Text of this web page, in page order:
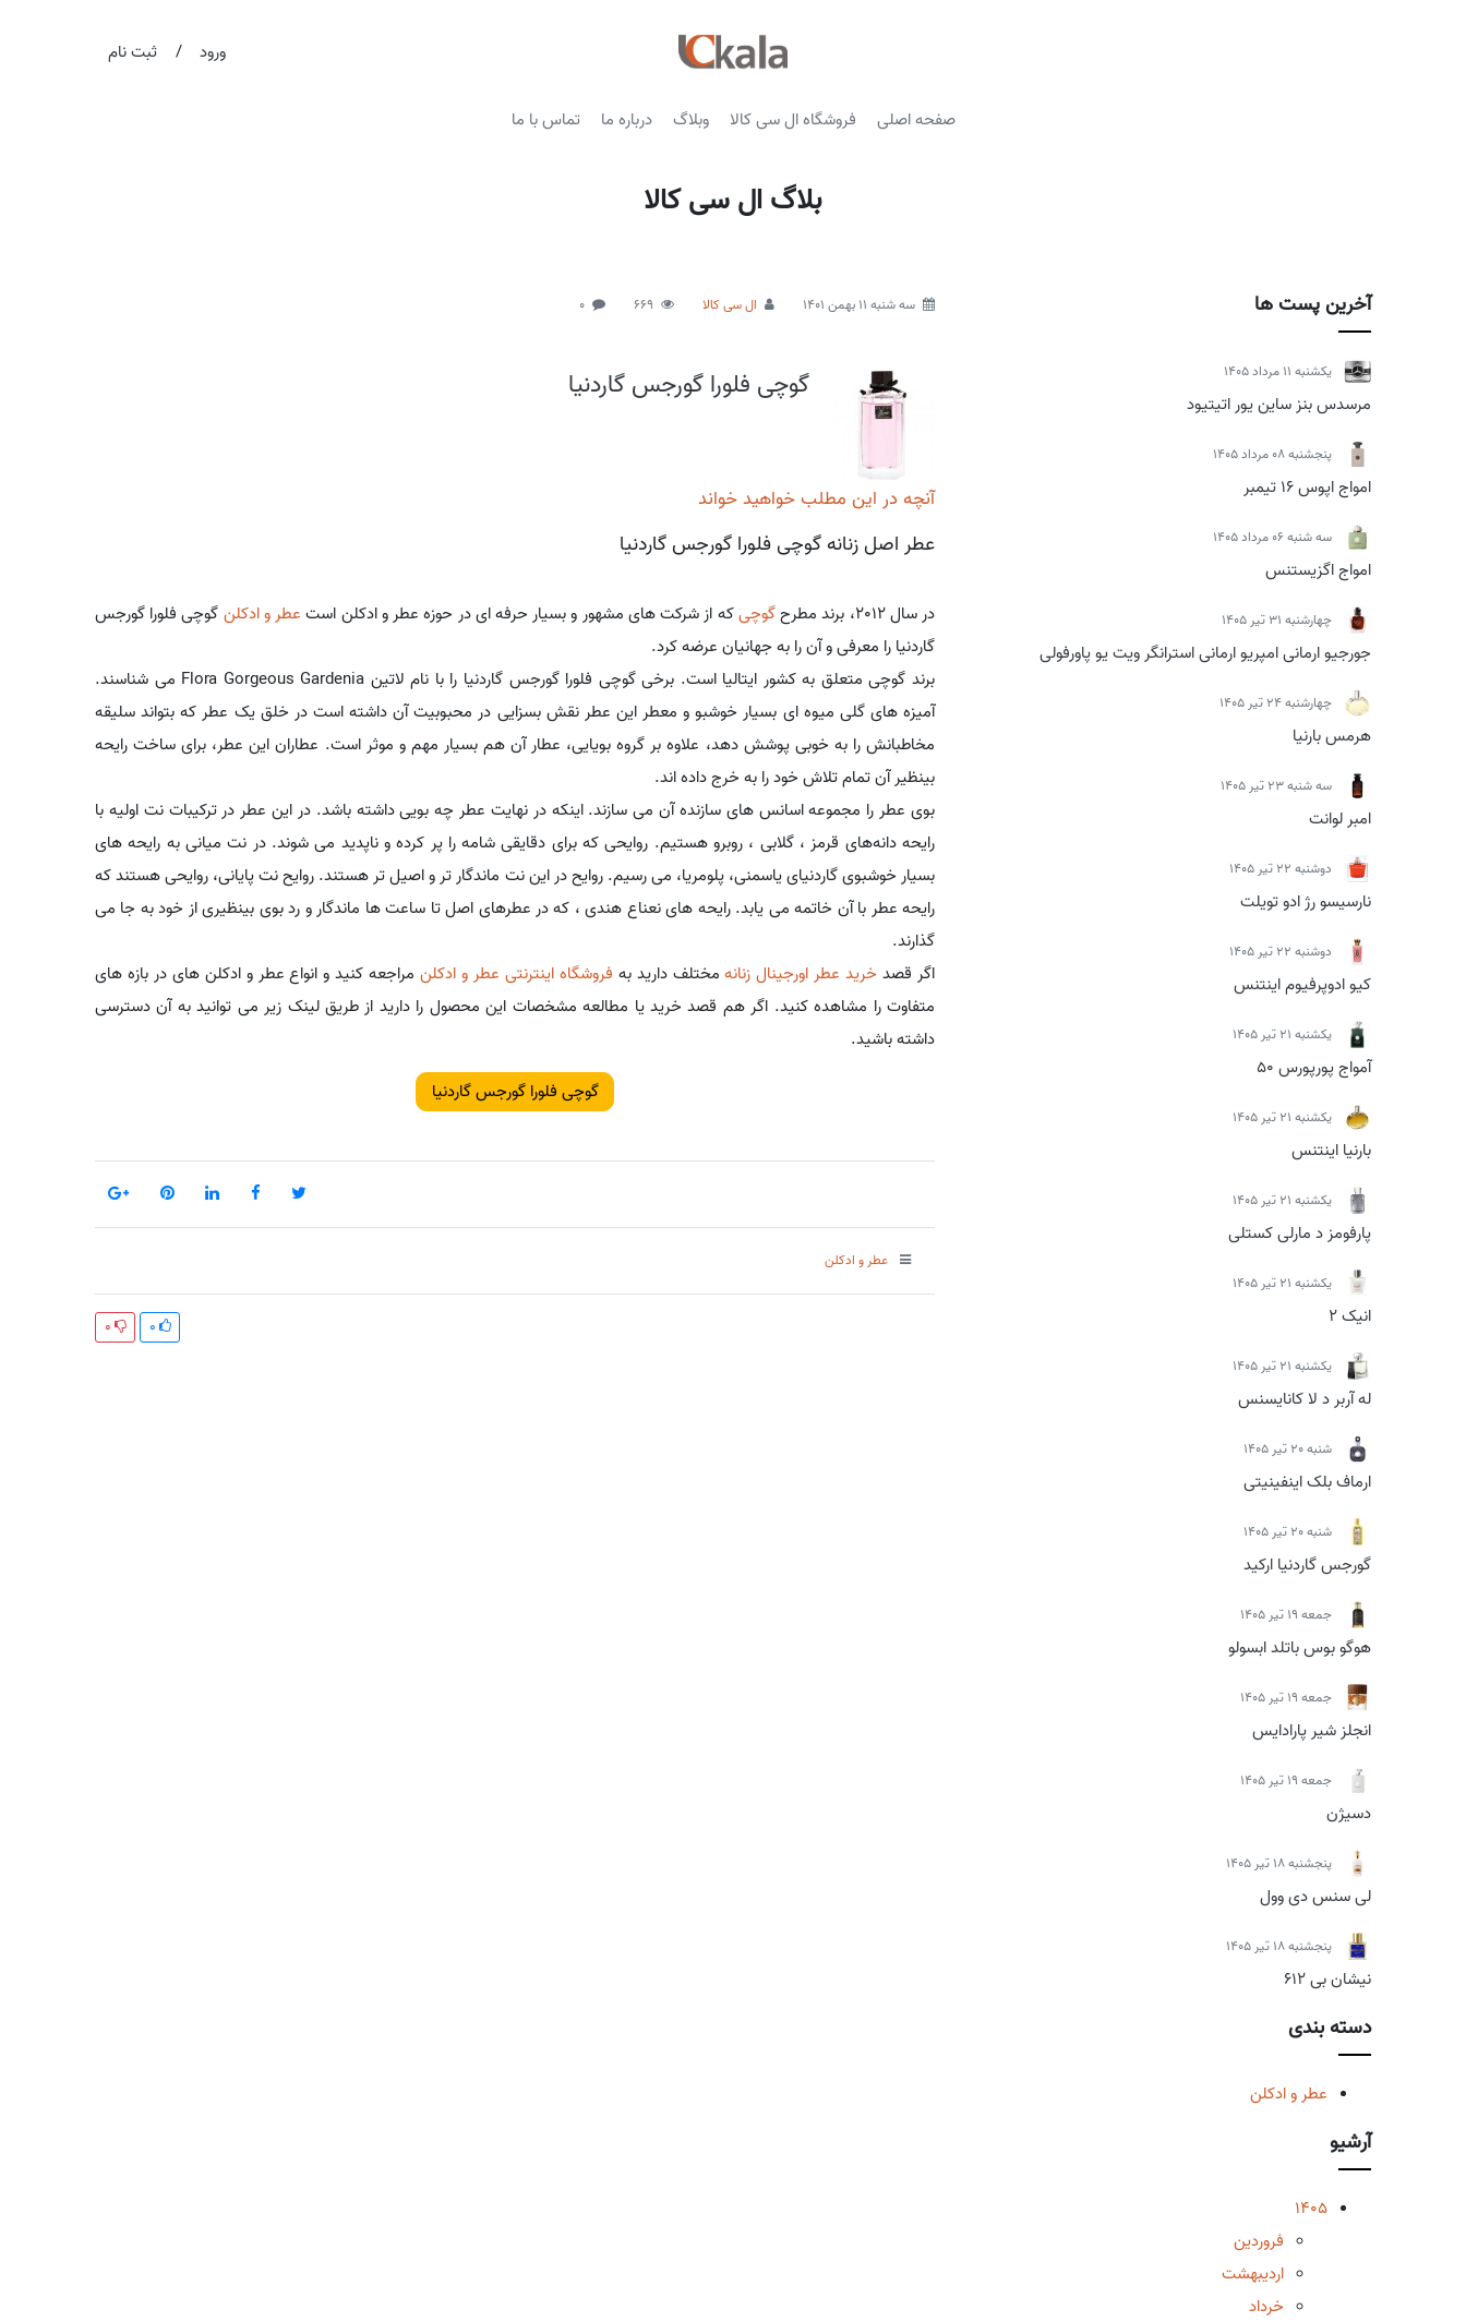
ورود / ثبت نام
صفحه اصلی فروشگاه ال سی کالا وبلاگ درباره ما تماس با ما
بلاگ ال سی کالا
آخرین پست ها
يكشنبه 11 مرداد 1405
مرسدس بنز ساین یور اتیتیود
پنجشنبه 08 مرداد 1405
امواج اپوس 16 تیمبر
سه شنبه 06 مرداد 1405
امواج اگزیستنس
چهارشنبه 31 تیر 1405
جورجیو ارمانی امپریو ارمانی استرانگر ویت یو پاورفولی
چهارشنبه 24 تیر 1405
هرمس بارنیا
سه شنبه 23 تیر 1405
امبر لوانت
دوشنبه 22 تیر 1405
نارسیسو رژ ادو تویلت
دوشنبه 22 تیر 1405
کیو ادوپرفیوم اینتنس
يكشنبه 21 تیر 1405
آمواج پورپورس 50
يكشنبه 21 تیر 1405
بارنیا اینتنس
يكشنبه 21 تیر 1405
پارفومز د مارلی کستلی
يكشنبه 21 تیر 1405
انیک 2
يكشنبه 21 تیر 1405
له آربر د لا کانایسنس
شنبه 20 تیر 1405
ارماف بلک اینفینیتی
شنبه 20 تیر 1405
گورجس گاردنیا ارکید
جمعه 19 تیر 1405
هوگو بوس باتلد ابسولو
جمعه 19 تیر 1405
انجلز شیر پارادایس
جمعه 19 تیر 1405
دسیژن
پنجشنبه 18 تیر 1405
لی سنس دی وول
پنجشنبه 18 تیر 1405
نیشان بی 612
دسته بندی
عطر و ادکلن
آرشیو
1405
فروردین
اردیبهشت
خرداد
سه شنبه 11 بهمن 1401 ال سی کالا 669
0
گوچی فلورا گورجس گاردنیا
آنچه در این مطلب خواهید خواند
عطر اصل زنانه گوچی فلورا گورجس گاردنیا
در سال 2012، برند مطرح گوچیکه از شرکت های مشهور و بسیار حرفه ای در حوزه عطر و ادکلن است عطر و ادکلن گوچی فلورا گورجس
گاردنیا را معرفی و آن را به جهانیان عرضه کرد.
برند گوچی متعلق به کشور ایتالیا است. برخی گوچی فلورا گورجس گاردنیا را با نام لاتین Flora Gorgeous Gardenia می شناسند.
آمیزه های گلی میوه ای بسیار خوشبو و معطر این عطر نقش بسزایی در محبوبیت آن داشته است در خلق یک عطر که بتواند سلیقه
مخاطبانش را به خوبی پوشش دهد، علاوه بر گروه بویایی، عطار آن هم بسیار مهم و موثر است. عطاران این عطر، برای ساخت رایحه
بینظیر آن تمام تلاش خود را به خرج داده اند.
بوی عطر را مجموعه اسانس های سازنده آن می سازند. اینکه در نهایت عطر چه بویی داشته باشد. در این عطر در ترکیبات نت اولیه با
رایحه دانه‌های قرمز ، گلابی ، روبرو هستیم. روایحی که برای دقایقی شامه را پر کرده و ناپدید می شوند. در نت میانی به رایحه های
بسیار خوشبوی گاردنیای یاسمنی، پلومریا، می رسیم. روایح در این نت ماندگار تر و اصیل تر هستند. روایح نت پایانی، روایحی هستند که
رایحه عطر با آن خاتمه می یابد. رایحه های نعناع هندی ، که در عطرهای اصل تا ساعت ها ماندگار و رد بوی بینظیری از خود به جا می
گذارند.
اگر قصد خرید عطر اورجینال زنانهمختلف دارید به فروشگاه اینترنتی عطر و ادکلنمراجعه کنید و انواع عطر و ادکلن های در بازه های
متفاوت را مشاهده کنید. اگر هم قصد خرید یا مطالعه مشخصات این محصول را دارید از طریق لینک زیر می توانید به آن دسترسی
داشته باشید.
گوچی فلورا گورجس گاردنیا
عطر و ادکلن